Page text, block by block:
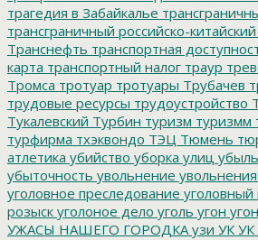
трагедия в Забайкалье
трансграничный российско-
Транснефть транспортная
карта транспортный налог траур
Тромса тротуар тротуары Трубачев
трудовые ресурсы трудоустройство
Тукалевский Турбин туризм туризмм
турфирма тхэквондо ТЭЦ Тюмень
атлетика убийство уборка улиц убыль
убыточность увольнение увольнения
уголовное преследование уголовный
розыск уголоное дело уголь угон
УЖАСЫ НАШЕГО ГОРОДКА узи УК УК